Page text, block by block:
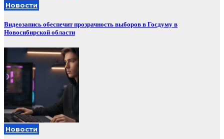
Новости
Видеозапись обеспечит прозрачность выборов в Госдуму в
Новосибирской области
Новости